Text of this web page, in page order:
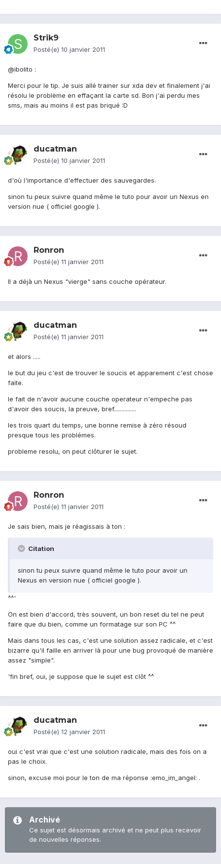
Strik9
Posté(e) 10 janvier 2011
@ibolito :
Merci pour le tip. Je suis allé trainer sur xda dev et finalement j'ai
résolu le problème en effaçant la carte sd. Bon j'ai perdu mes
sms, mais au moins il est pas briqué :D
ducatman
Posté(e) 10 janvier 2011
d'où l'importance d'effectuer des sauvegardes.
sinon tu peux suivre quand même le tuto pour avoir un Nexus en
version nue ( officiel google ).
Ronron
Posté(e) 11 janvier 2011
Il a déjà un Nexus "vierge" sans couche opérateur.
ducatman
Posté(e) 11 janvier 2011
et alors .....
le but du jeu c'est de trouver le soucis et apparement c'est chose
faite.
le fait de n'avoir aucune couche operateur n'empeche pas
d'avoir des soucis, la preuve, bref...............
les trois quart du temps, une bonne remise à zéro résoud
presque tous les problémes.
probleme resolu, on peut clôturer le sujet.
Ronron
Posté(e) 11 janvier 2011
Je sais bien, mais je réagissais à ton :
Citation
sinon tu peux suivre quand même le tuto pour avoir un
Nexus en version nue ( officiel google ).
^^'
On est bien d'accord, très souvent, un bon reset du tel ne peut
faire que du bien, comme un formatage sur son PC ^^
Mais dans tous les cas, c'est une solution assez radicale, et c'est
bizarre qu'il faille en arriver là pour une bug provoqué de manière
assez "simple".
'fin bref, oui, je suppose que le sujet est clôt ^^
ducatman
Posté(e) 12 janvier 2011
oui c'est vrai que c'est une solution radicale, mais des fois on a
pas le choix.
sinon, excuse moi pour le ton de ma réponse :emo_im_angel: .
Archivé
Ce sujet est désormais archivé et ne peut plus recevoir
de nouvelles réponses.